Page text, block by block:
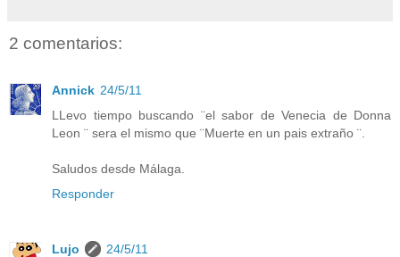
2 comentarios:
Annick 24/5/11
LLevo tiempo buscando ¨el sabor de Venecia de Donna
Leon ¨ sera el mismo que ¨Muerte en un pais extraño ¨.
Saludos desde Málaga.
Responder
Lujo
24/5/11